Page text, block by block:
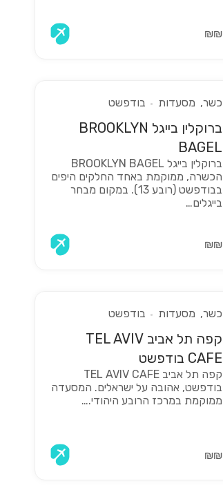
₪₪
כשר מסעדות בודפשט
ברוקלין בייגל BROOKLYN
BAGEL
ברוקלין בייגל BROOKLYN BAGEL
הכשרה, ממוקמת באחד החלקים היפים
בבודפשט (רובע 13). במקום מבחר
בייגלים…
₪₪
כשר מסעדות בודפשט
קפה תל אביב TEL AVIV
CAFE בודפשט
קפה תל אביב TEL AVIV CAFE
בודפשט, אהובה על ישראלים. המסעדה
ממוקמת במרכז הרובע היהודי.…
₪₪